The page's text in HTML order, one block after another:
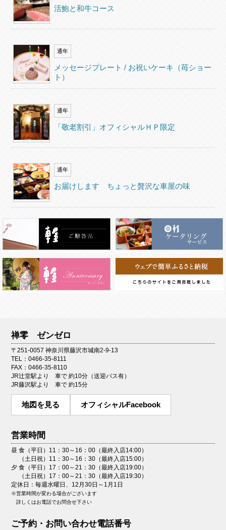
活鮑と和牛コース
通年
メッセージプレート / お祝いケーキ（苺ショー
ト）
通年
「敬老割引」オフィシャルＨＰ限定
通年
お届けします ちょっと贅沢な車屋の味
禅零 ゼンゼロ
〒251-0057 神奈川県藤沢市城南2-9-13
TEL：0466-35-8111
FAX：0466-35-8110
JR辻堂駅より 車で 約10分（送迎バス有）
JR藤沢駅より 車で 約15分
地図を見る オフィシャルFacebook
営業時間
昼 食（平日）11：30～16：00（最終入店14:00）
（土日祝）11：30～16：30（最終入店15:00）
夕 食（平日）17：00～21：30（最終入店19:00）
（土日祝）17：00～21：30（最終入店19:30）
定休日：毎週水曜日、12月30日～1月1日
※営業時間が変わる場合がございます
詳しくはお電話でお問合せ下さい
ご予約・お問い合わせ電話番号